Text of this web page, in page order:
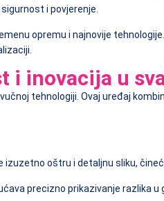
i povjerenje.
opremu i najnovije
i inovacija u
tehnologiji. Ovaj uređaj
izuzetno oštru i detaljnu sliku,
precizno prikazivanje razlika u